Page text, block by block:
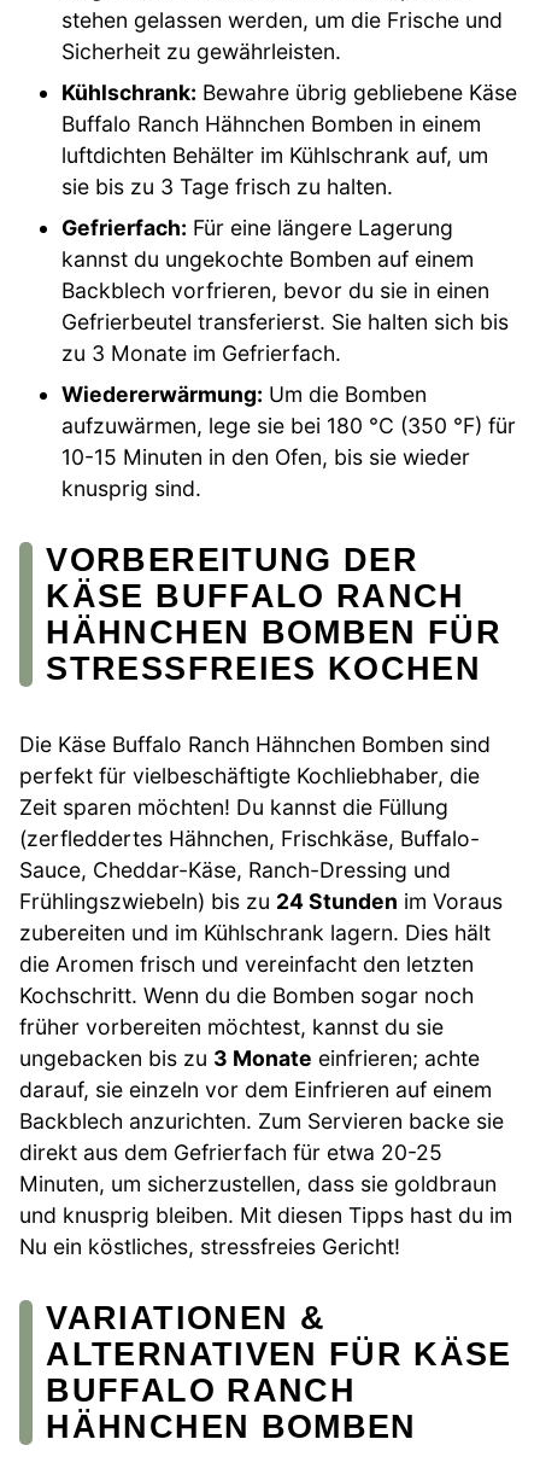
stehen gelassen werden, um die Frische und
Sicherheit zu gewährleisten.
Kühlschrank: Bewahre übrig gebliebene Käse
Buffalo Ranch Hähnchen Bomben in einem
luftdichten Behälter im Kühlschrank auf, um
sie bis zu 3 Tage frisch zu halten.
Gefrierfach: Für eine längere Lagerung
kannst du ungekochte Bomben auf einem
Backblech vorfrieren, bevor du sie in einen
Gefrierbeutel transferierst. Sie halten sich bis
zu 3 Monate im Gefrierfach.
Wiedererwärmung: Um die Bomben
aufzuwärmen, lege sie bei 180 °C (350 °F) für
10-15 Minuten in den Ofen, bis sie wieder
knusprig sind.
VORBEREITUNG DER
KÄSE BUFFALO RANCH
HÄHNCHEN BOMBEN FÜR
STRESSFREIES KOCHEN
Die Käse Buffalo Ranch Hähnchen Bomben sind
perfekt für vielbeschäftigte Kochliebhaber, die
Zeit sparen möchten! Du kannst die Füllung
(zerfleddertes Hähnchen, Frischkäse, Buffalo-
Sauce, Cheddar-Käse, Ranch-Dressing und
Frühlingszwiebeln) bis zu 24 Stunden im Voraus
zubereiten und im Kühlschrank lagern. Dies hält
die Aromen frisch und vereinfacht den letzten
Kochschritt. Wenn du die Bomben sogar noch
früher vorbereiten möchtest, kannst du sie
ungebacken bis zu 3 Monate einfrieren; achte
darauf, sie einzeln vor dem Einfrieren auf einem
Backblech anzurichten. Zum Servieren backe sie
direkt aus dem Gefrierfach für etwa 20-25
Minuten, um sicherzustellen, dass sie goldbraun
und knusprig bleiben. Mit diesen Tipps hast du im
Nu ein köstliches, stressfreies Gericht!
VARIATIONEN &
ALTERNATIVEN FÜR KÄSE
BUFFALO RANCH
HÄHNCHEN BOMBEN